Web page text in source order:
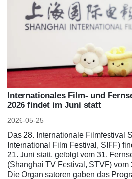
Internationales Film- und
2026 findet im Juni statt
2026-05-25
Das 28. Internationale Filmfestival
International Film Festival, SIFF)
21. Juni statt, gefolgt vom 31.
(Shanghai TV Festival, STVF) vom
Die Organisatoren gaben das